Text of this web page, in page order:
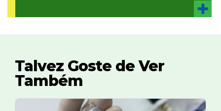
Talvez Goste de Ver
Também